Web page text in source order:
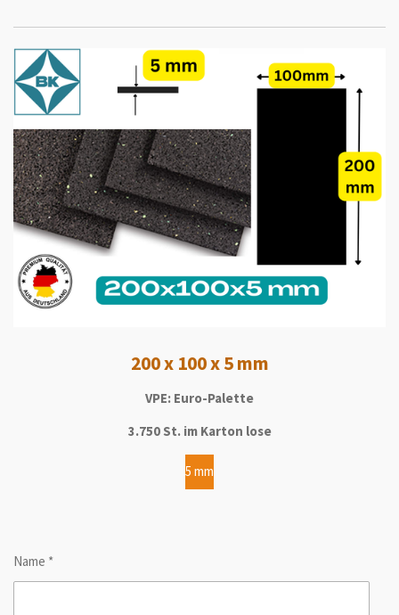
200 x 100 x 5 mm
VPE: Euro-Palette
3.750 St. im Karton lose
5 mm
Name *